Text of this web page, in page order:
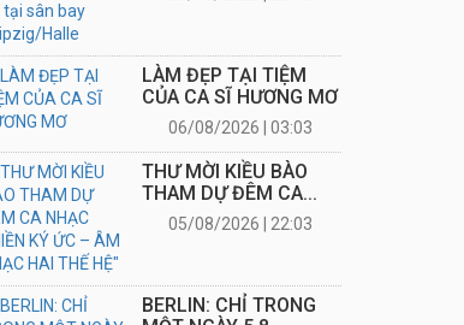
ĐẸP TẠI TIỆM CỦA CA SĨ HƯƠNG
06/08/2026 | 03:03
MỜI KIỀU BÀO THAM DỰ ĐÊM CA...
CHỈ TRONG MỘT NGÀY 5.8,...
06/08/2026 | 11:12
BẮT ĐẦU CUỘC ĐUA TÌM NGƯỜI
06/08/2026 | 10:42